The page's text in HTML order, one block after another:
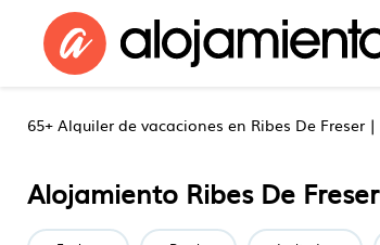
65+ Alquiler de vacaciones en Ribes De Freser |
Alojamiento Ribes De Freser